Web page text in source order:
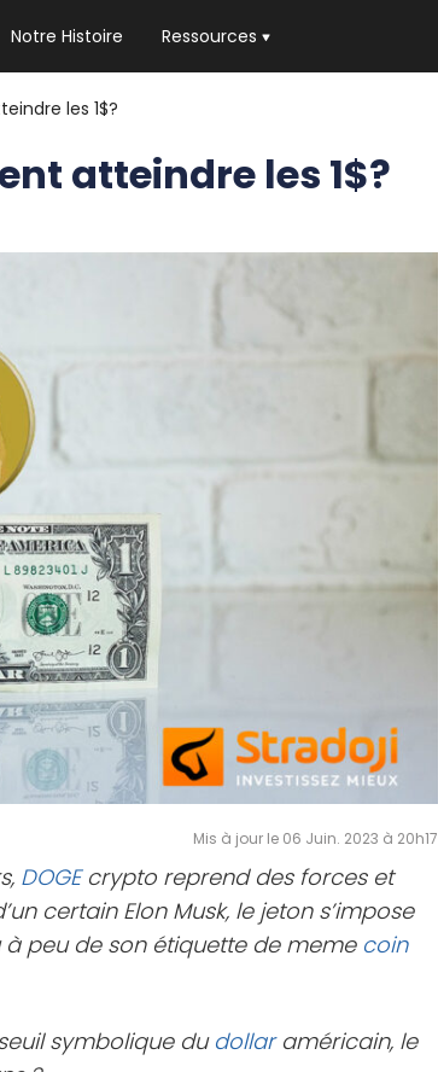
Notre Histoire Ressources
vous avez besoin
débuter dans les
les 1$?
atteindre les 1$?
Mis à jour le 06 Juin. 2023 à 20h17
DOGEcrypto reprend des forces et
certain Elon Musk, le jeton s’impose
peu de son étiquette de meme coin
symbolique du dollaraméricain, le